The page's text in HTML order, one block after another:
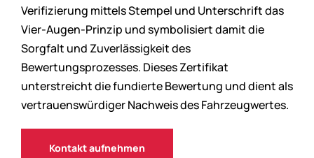
Verifizierung mittels Stempel und Unterschrift das
Vier-Augen-Prinzip und symbolisiert damit die
Sorgfalt und Zuverlässigkeit des
Bewertungsprozesses. Dieses Zertifikat
unterstreicht die fundierte Bewertung und dient als
vertrauenswürdiger Nachweis des Fahrzeugwertes.
Kontakt aufnehmen